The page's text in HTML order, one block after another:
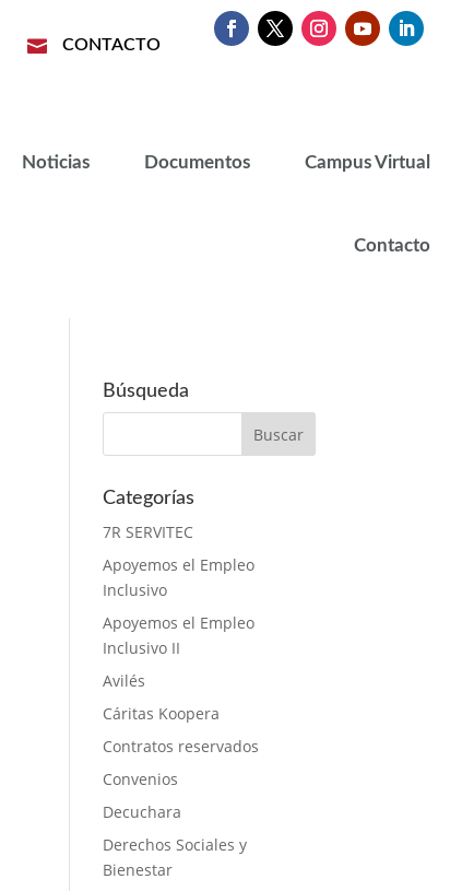
 CONTACTO
Noticias Documentos Campus Virtual
Contacto
Búsqueda
Categorías
7R SERVITEC
Apoyemos el Empleo
Inclusivo
Apoyemos el Empleo
Inclusivo II
Avilés
Cáritas Koopera
Contratos reservados
Convenios
Decuchara
Derechos Sociales y
Bienestar